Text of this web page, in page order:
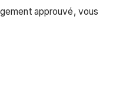
approuvé, vous